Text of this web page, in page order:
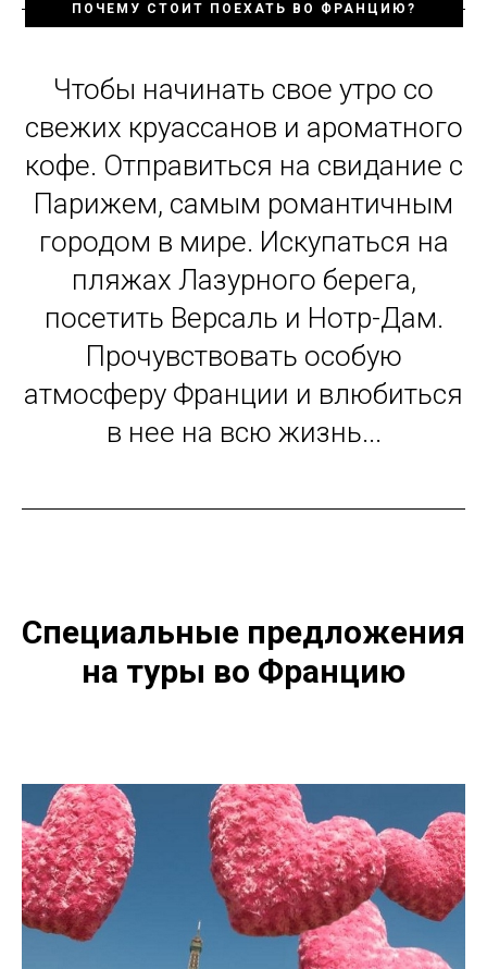
ПОЧЕМУ СТОИТ ПОЕХАТЬ ВО ФРАНЦИЮ?
Чтобы начинать свое утро со
свежих круассанов и ароматного
кофе. Отправиться на свидание с
Парижем, самым романтичным
городом в мире. Искупаться на
пляжах Лазурного берега,
посетить Версаль и Нотр-Дам.
Прочувствовать особую
атмосферу Франции и влюбиться
в нее на всю жизнь...
Специальные предложения
на туры во Францию